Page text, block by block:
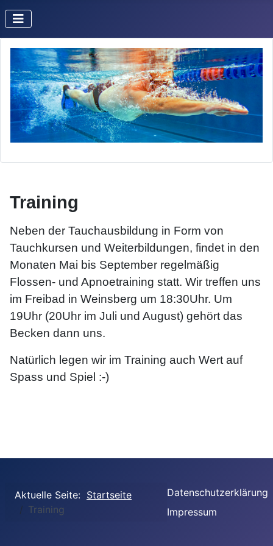
Training
Neben der Tauchausbildung in Form von
Tauchkursen und Weiterbildungen, findet in den
Monaten Mai bis September regelmäßig
Flossen- und Apnoetraining statt. Wir treffen uns
im Freibad in Weinsberg um 18:30Uhr. Um
19Uhr (20Uhr im Juli und August) gehört das
Becken dann uns.
Natürlich legen wir im Training auch Wert auf
Spass und Spiel :-)
Aktuelle Seite: Startseite
Training
Datenschutzerklärung
Impressum